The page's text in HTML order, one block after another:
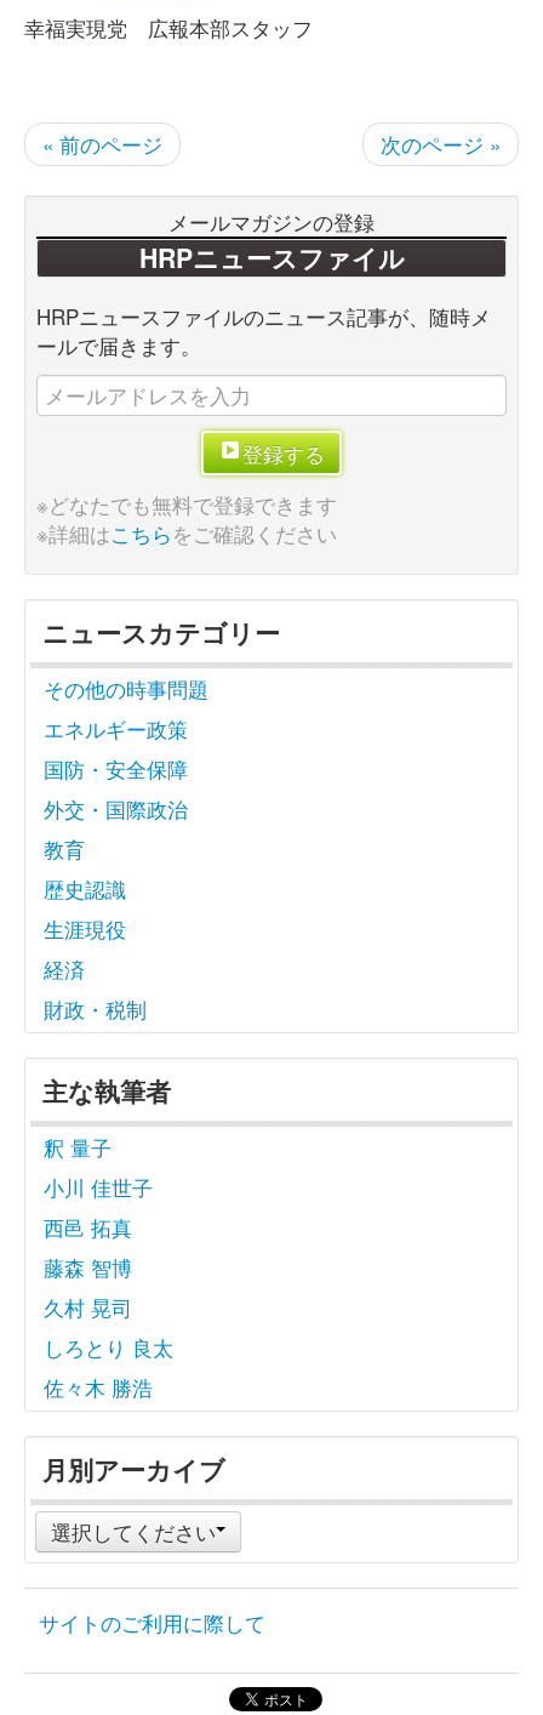
幸福実現党 広報本部スタッフ
« 前のページ 次のページ »
メールマガジンの登録
HRPニュースファイル
HRPニュースファイルのニュース記事が、随時メ
ールで届きます。
登録する
※どなたでも無料で登録できます
※詳細はこちらをご確認ください
ニュースカテゴリー
その他の時事問題
エネルギー政策
国防・安全保障
外交・国際政治
教育
歴史認識
生涯現役
経済
財政・税制
主な執筆者
釈 量子
小川 佳世子
西邑 拓真
藤森 智博
久村 晃司
しろとり 良太
佐々木 勝浩
月別アーカイブ
選択してください
サイトのご利用に際して